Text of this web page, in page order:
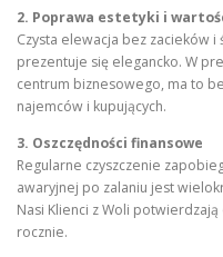
2. Poprawa estetyki i
Czysta elewacja bez zacieków
prezentuje się elegancko. W
centrum biznesowego, ma to
najemców i kupujących.
3. Oszczędności finansowe
Regularne czyszczenie
awaryjnej po zalaniu jest
Nasi Klienci z Woli potwierdzają
rocznie.